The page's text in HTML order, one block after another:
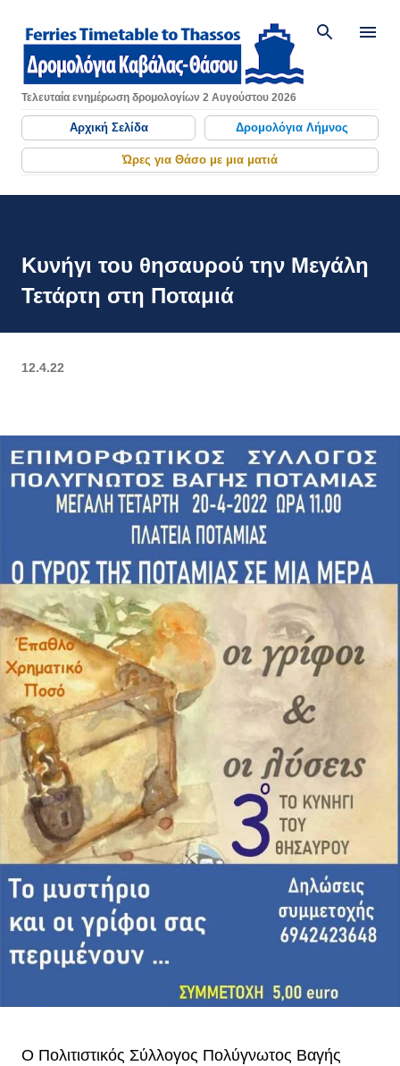
Μετάβαση στο κύριο περιεχόμενο
Τελευταία ενημέρωση δρομολογίων 2 Αυγούστου 2026
Αρχική Σελίδα Δρομολόγια Λήμνος
Ώρες για Θάσο με μια ματιά
Κυνήγι του θησαυρού την Μεγάλη
Τετάρτη στη Ποταμιά
12.4.22
Ο Πολιτιστικός Σύλλογος Πολύγνωτος Βαγής